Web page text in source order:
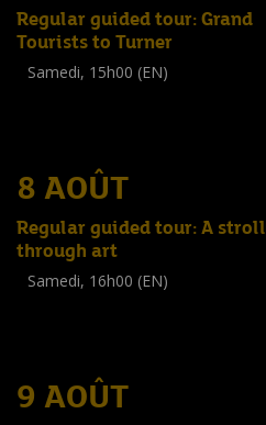
Regular guided tour: Grand
Tourists to Turner
Samedi, 15h00 (EN)
8 AOÛT
Regular guided tour: A stroll
through art
Samedi, 16h00 (EN)
9 AOÛT